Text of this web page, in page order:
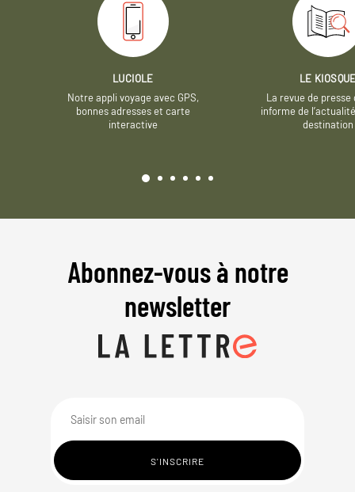
LUCIOLE
Notre appli voyage avec GPS,
bonnes adresses et carte
interactive
LE
La revue de presse
informe de
destination
Abonnez-vous à notre
newsletter